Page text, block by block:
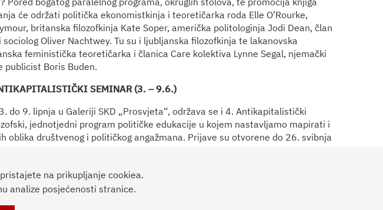
će održati politička ekonomistkinja i teoretičarka roda Elle O’Rourke,
britanska filozofkinja Kate Soper, američka politologinja Jodi Dean, član
Oliver Nachtwey. Tu su i ljubljanska filozofkinja te lakanovska
feministička teoretičarka i članica Care kolektiva Lynne Segal, njemački
publicist Boris Buden.
SEMINAR (3. – 9.6.)
do 9. lipnja u Galeriji SKD „Prosvjeta“, održava se i 4. Antikapitalistički
jednotjedni program političke edukacije u kojem nastavljamo mapirati i
društvenog i političkog angažmana. Prijave su otvorene do 26. svibnja
na prikupljanje cookiea.
analize posjećenosti stranice.